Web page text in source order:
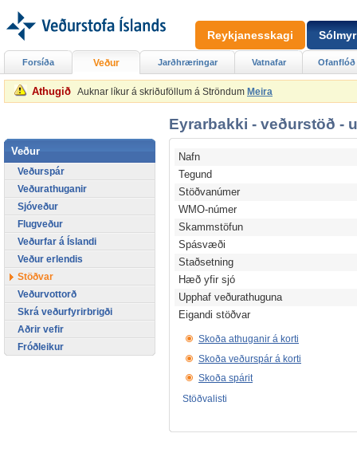
Athugið Auknar líkur á skriðuföllum á Ströndum Meira
Eyrarbakki - veðurstöð -
Nafn
Tegund
Stöðvanúmer
WMO-númer
Skammstöfun
Spásvæði
Staðsetning
Hæð yfir sjó
Upphaf veðurathuguna
Eigandi stöðvar
Skoða athuganir á korti
Skoða veðurspár á korti
Skoða spárit
Stöðvalisti
Forsíða Veður Jarðhræringar Vatnafar Ofanflóð
Veður
Veðurspár
Veðurathuganir
Sjóveður
Flugveður
Veðurfar á Íslandi
Veður erlendis
Stöðvar
Veðurvottorð
Skrá veðurfyrirbrigði
Aðrir vefir
Fróðleikur
Reykjanesskagi